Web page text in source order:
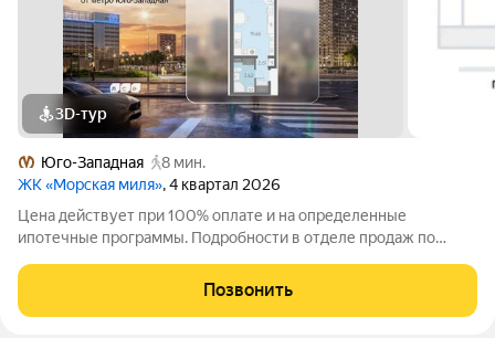
3D-тур
Юго-Западная
8 мин.
ЖК «Морская миля», 4 квартал 2026
Цена действует при 100% оплате и на определенные
ипотечные программы. Подробности в отделе продаж по
Общая площадь составляет 25.88 кв. м. Квартира с чистовой
отделкой. Жилой комплекс
Позвонить